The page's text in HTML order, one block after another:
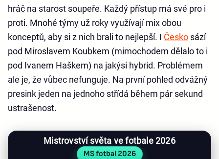
hráč na starost soupeře. Každý přístup má své pro i
proti. Mnohé týmy už roky využívají mix obou
konceptů, aby si z nich brali to nejlepší. I Česko sází
pod Miroslavem Koubkem (mimochodem dělalo to i
pod Ivanem Haškem) na jakýsi hybrid. Problémem
ale je, že vůbec nefunguje. Na první pohled odvážný
presink jeden na jednoho střídá během pár sekund
ustrašenost.
Mistrovství světa ve fotbale 2026
MS fotbal 2026